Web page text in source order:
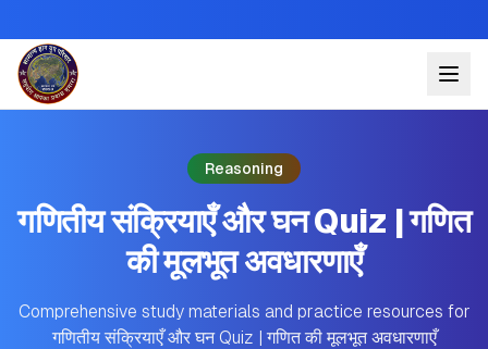
Reasoning
गणितीय संक्रियाएँ और घन Quiz | गणित
की मूलभूत अवधारणाएँ
Comprehensive study materials and practice resources for
गणितीय संक्रियाएँ और घन Quiz | गणित की मूलभूत अवधारणाएँ